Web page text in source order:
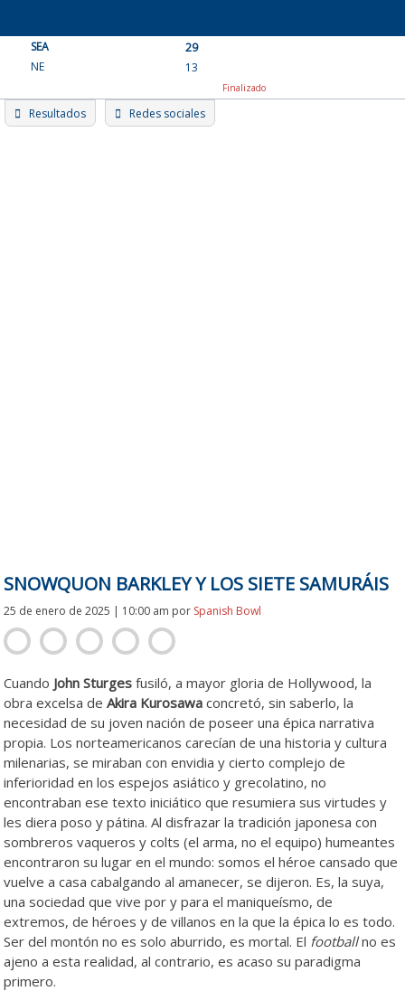
content
SEA
29
NE
13
Finalizado
Resultados Redes sociales
SNOWQUON BARKLEY Y LOS SIETE SAMURÁIS
25 de enero de 2025 | 10:00 am por Spanish Bowl
Cuando John Sturges fusiló, a mayor gloria de Hollywood, la
obra excelsa deAkira Kurosawa concretó, sin saberlo, la
necesidad de su joven nación de poseer una épica narrativa
propia. Los norteamericanos carecían de una historia y cultura
milenarias, se miraban con envidia y cierto complejo de
inferioridad en los espejos asiático y grecolatino, no
encontraban ese texto iniciático que resumiera sus virtudes y
les diera poso y pátina. Al disfrazar la tradición japonesa con
sombreros vaqueros y colts (el arma, no el equipo) humeantes
encontraron su lugar en el mundo: somos el héroe cansado que
vuelve a casa cabalgando al amanecer, se dijeron. Es, la suya,
una sociedad que vive por y para el maniqueísmo, de
extremos, de héroes y de villanos en la que la épica lo es todo.
Ser del montón no es solo aburrido, es mortal. El footballno es
ajeno a esta realidad, al contrario, es acaso su paradigma
primero.